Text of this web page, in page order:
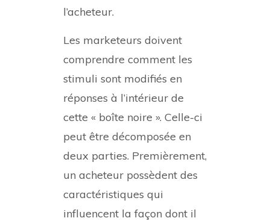
l’acheteur.
Les marketeurs doivent
comprendre comment les
stimuli sont modifiés en
réponses à l’intérieur de
cette « boîte noire ». Celle-ci
peut être décomposée en
deux parties. Premièrement,
un acheteur possèdent des
caractéristiques qui
influencent la façon dont il